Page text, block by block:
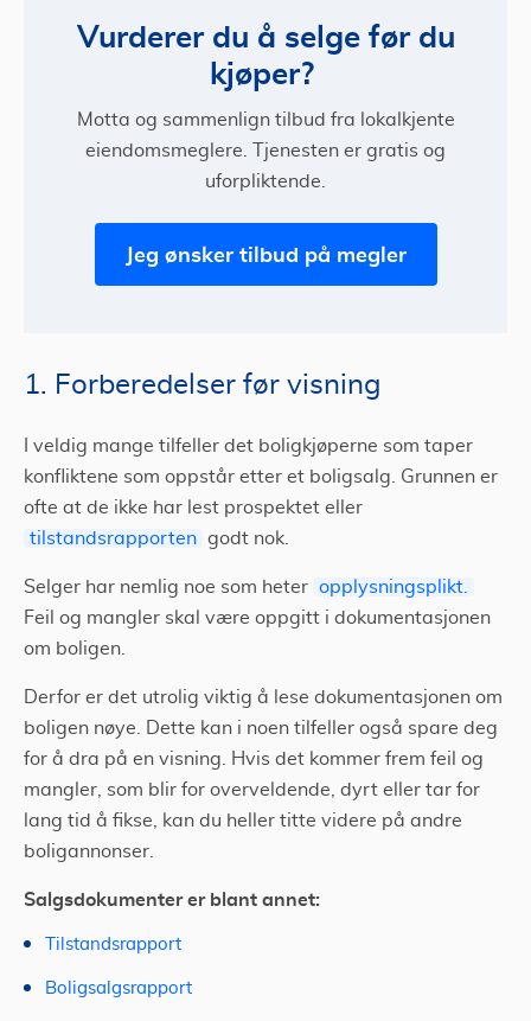
Vurderer du å selge før du
kjøper?
Motta og sammenlign tilbud fra lokalkjente
eiendomsmeglere. Tjenesten er gratis og
uforpliktende.
Jeg ønsker tilbud på megler
1. Forberedelser før visning
I veldig mange tilfeller det boligkjøperne som taper
konfliktene som oppstår etter et boligsalg. Grunnen er
ofte at de ikke har lest prospektet eller
tilstandsrapporten godt nok.
Selger har nemlig noe som heter opplysningsplikt.
Feil og mangler skal være oppgitt i dokumentasjonen
om boligen.
Derfor er det utrolig viktig å lese dokumentasjonen om
boligen nøye. Dette kan i noen tilfeller også spare deg
for å dra på en visning. Hvis det kommer frem feil og
mangler, som blir for overveldende, dyrt eller tar for
lang tid å fikse, kan du heller titte videre på andre
boligannonser.
Salgsdokumenter er blant annet:
Tilstandsrapport
Boligsalgsrapport